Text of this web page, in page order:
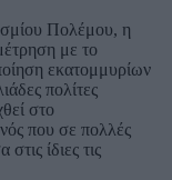
Πολέμου, η
με το
εκατομμυρίων
πολίτες
στο
που σε πολλές
ίδιες τις